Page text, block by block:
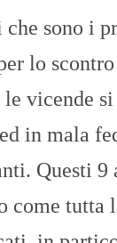
che sono i
lo
vicende
in mala
Questi
come tutta